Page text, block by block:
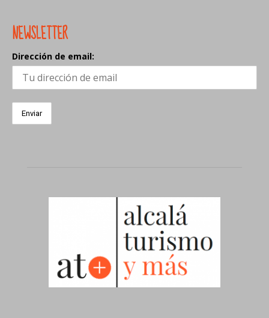
NEWSLETTER
Dirección de email: